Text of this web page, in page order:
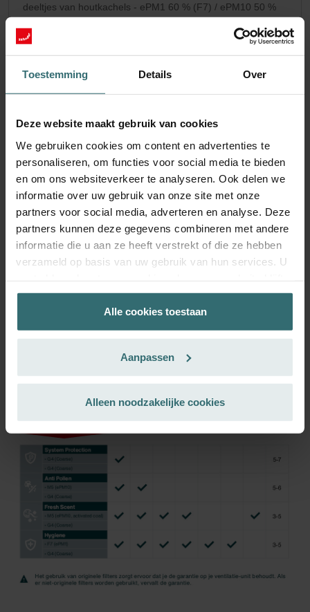
Toestemming Details Over
Deze website maakt gebruik van cookies
We gebruiken cookies om content en advertenties te
personaliseren, om functies voor social media te bieden
en om ons websiteverkeer te analyseren. Ook delen we
informatie over uw gebruik van onze site met onze
partners voor social media, adverteren en analyse. Deze
partners kunnen deze gegevens combineren met andere
informatie die u aan ze heeft verstrekt of die ze hebben
verzameld op basis van uw gebruik van hun services. U
gebruiken.
Datenschutzerklärung der Zehnder Group
Zehnder Group België nv/sa: Déclarations de confidentialité
Zehnder Group Czech Republic s.r.o.: Zásady ochrany
Zehnder Group France: Protection des données
Zehnder Group Italia S.r.l.: Privacy
Zehnder Group İç Mekan İklimlendirme Sanayi ve Ticaret
Limitet Şirketi: Web Sitesi Çerezleri
Zehnder Group Nederland bv: Privacyverklaringen
Zehnder Group Sales International: Privacy Policy
Zehnder Group Schweiz AG: Datenschutz
Zehnder Polska Sp. z o.o.: Oświadczenie o ochronie
danych Zehnder
Zehnder Group UK Limited: Privacy Policy
Alle cookies toestaan
Aanpassen
Alleen noodzakelijke cookies
deeltjes van houtkachels - ePM1 60 % (F7) / ePM10 50 %
Catalogusnummer: 471011235
Dit product is te vinden in:LTR-6,LTR-7 / LTR-7 Z / LTR-
7 XL
Op voorraad
incl. BTW
Toevoegen aan winkelwagentje
Ontvang je product met een 15% korting
Abonneer je en bestel automatisch en periodiek opnieuw!
(Aanbieding uitsluitend voor particuliere klanten)
84.34 99.22